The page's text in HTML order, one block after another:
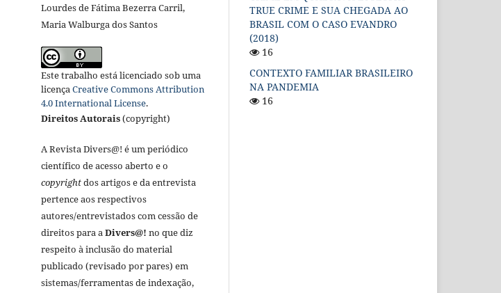
Lourdes de Fátima Bezerra Carril,
Maria Walburga dos Santos
Este trabalho está licenciado sob uma
licençaCreative Commons Attribution
4.0 International License.
Direitos Autorais(copyright)
A Revista Divers@! é um periódico
científico de acesso aberto e o
copyrightdos artigos e da entrevista
pertence aos respectivos
autores/entrevistados com cessão de
direitos para aDivers@! no que diz
respeito à inclusão do material
publicado (revisado por pares) em
sistemas/ferramentas de indexação,
TRUE CRIME E SUA CHEGADA AO
BRASIL COM O CASO EVANDRO
(2018)
16
CONTEXTO FAMILIAR BRASILEIRO
NA PANDEMIA
16